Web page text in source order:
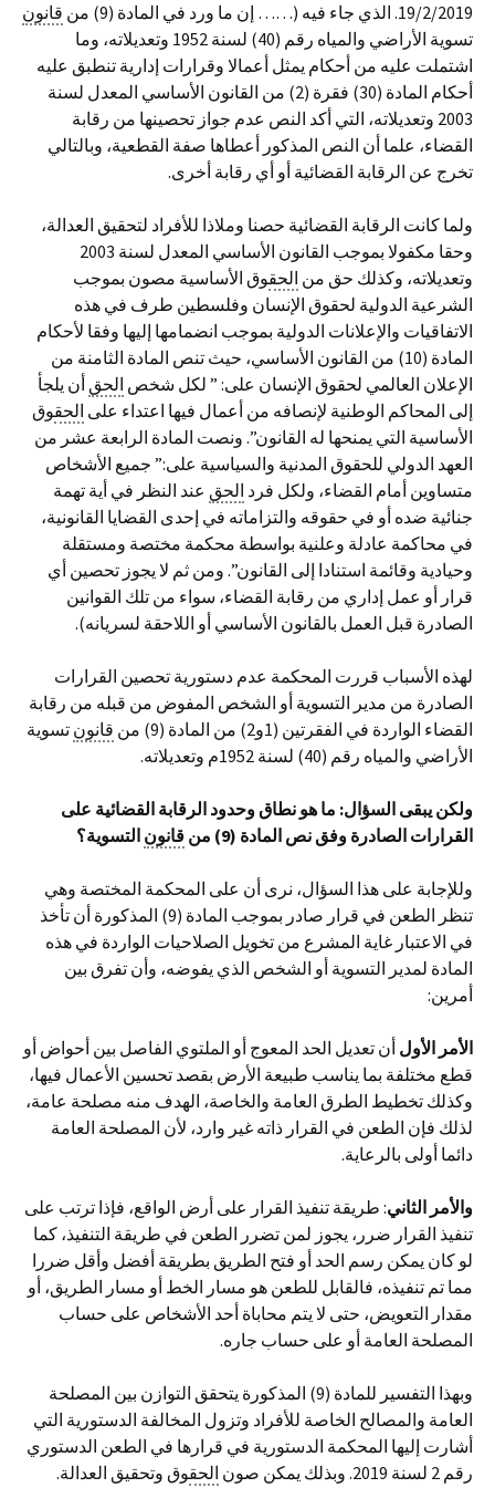
19/2/2019. الذي جاء فيه (…… إن ما ورد في المادة (9) من
قانون
تسوية الأراضي والمياه رقم (40) لسنة 1952 وتعديلاته، وما
اشتملت عليه من أحكام يمثل أعمالا وقرارات إدارية تنطبق عليه
أحكام المادة (30) فقرة (2) من القانون الأساسي المعدل لسنة
2003 وتعديلاته، التي أكد النص عدم جواز تحصينها من رقابة
القضاء، علما أن النص المذكور أعطاها صفة القطعية، وبالتالي
تخرج عن الرقابة القضائية أو أي رقابة أخرى.
ولما كانت الرقابة القضائية حصنا وملاذا للأفراد لتحقيق العدالة،
وحقا مكفولا بموجب القانون الأساسي المعدل لسنة 2003
وتعديلاته، وكذلك حق من الحقوق الأساسية مصون بموجب
الشرعية الدولية لحقوق الإنسان وفلسطين طرف في هذه
الاتفاقيات والإعلانات الدولية بموجب انضمامها إليها وفقا لأحكام
المادة (10) من القانون الأساسي، حيث تنص المادة الثامنة من
الإعلان العالمي لحقوق الإنسان على: ” لكل شخص الحق أن يلجأ
إلى المحاكم الوطنية لإنصافه من أعمال فيها اعتداء على الحقوق
الأساسية التي يمنحها له القانون”. ونصت المادة الرابعة عشر من
العهد الدولي للحقوق المدنية والسياسية على:” جميع الأشخاص
متساوين أمام القضاء، ولكل فرد الحق عند النظر في أية تهمة
جنائية ضده أو في حقوقه والتزاماته في إحدى القضايا القانونية،
في محاكمة عادلة وعلنية بواسطة محكمة مختصة ومستقلة
وحيادية وقائمة استنادا إلى القانون”. ومن ثم لا يجوز تحصين أي
قرار أو عمل إداري من رقابة القضاء، سواء من تلك القوانين
الصادرة قبل العمل بالقانون الأساسي أو اللاحقة لسريانه).
لهذه الأسباب قررت المحكمة عدم دستورية تحصين القرارات
الصادرة من مدير التسوية أو الشخص المفوض من قبله من رقابة
القضاء الواردة في الفقرتين (1و2) من المادة (9) من
قانون تسوية
الأراضي والمياه رقم (40) لسنة 1952م وتعديلاته.
ولكن يبقى السؤال: ما هو نطاق وحدود الرقابة القضائية على
القرارات الصادرة وفق نص المادة (9) من قانون التسوية؟
وللإجابة على هذا السؤال، نرى أن على المحكمة المختصة وهي
تنظر الطعن في قرار صادر بموجب المادة (9) المذكورة أن تأخذ
في الاعتبار غاية المشرع من تخويل الصلاحيات الواردة في هذه
المادة لمدير التسوية أو الشخص الذي يفوضه، وأن تفرق بين
أمرين:
الأمر الأول أن تعديل الحد المعوج أو الملتوي الفاصل بين أحواض أو
قطع مختلفة بما يناسب طبيعة الأرض بقصد تحسين الأعمال فيها،
وكذلك تخطيط الطرق العامة والخاصة، الهدف منه مصلحة عامة،
لذلك فإن الطعن في القرار ذاته غير وارد، لأن المصلحة العامة
دائما أولى بالرعاية.
والأمر الثاني: طريقة تنفيذ القرار على أرض الواقع، فإذا ترتب على
تنفيذ القرار ضرر، يجوز لمن تضرر الطعن في طريقة التنفيذ، كما
لو كان يمكن رسم الحد أو فتح الطريق بطريقة أفضل وأقل ضررا
مما تم تنفيذه، فالقابل للطعن هو مسار الخط أو مسار الطريق، أو
مقدار التعويض، حتى لا يتم محاباة أحد الأشخاص على حساب
المصلحة العامة أو على حساب جاره.
وبهذا التفسير للمادة (9) المذكورة يتحقق التوازن بين المصلحة
العامة والمصالح الخاصة للأفراد وتزول المخالفة الدستورية التي
أشارت إليها المحكمة الدستورية في قرارها في الطعن الدستوري
رقم 2 لسنة 2019. وبذلك يمكن صون
الحقوق وتحقيق العدالة.